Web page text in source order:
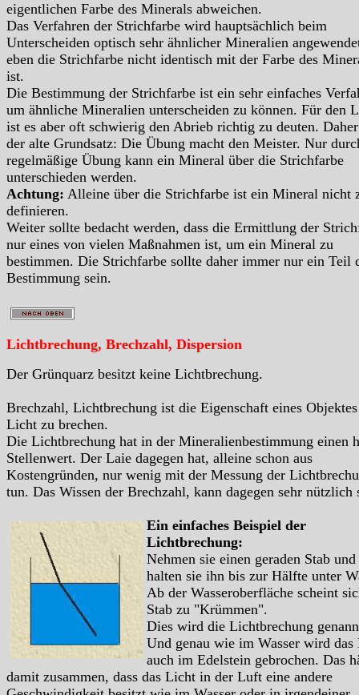
eigentlichen Farbe des Minerals abweichen.
Das Verfahren der Strichfarbe wird hauptsächlich beim
Unterscheiden optisch sehr ähnlicher Mineralien
eben die Strichfarbe nicht identisch mit der Farbe des
ist.
Die Bestimmung der Strichfarbe ist ein sehr einfaches
um ähnliche Mineralien unterscheiden zu können. Für den
ist es aber oft schwierig den Abrieb richtig zu deuten.
der alte Grundsatz: Die Übung macht den Meister. Nur
regelmäßige Übung kann ein Mineral über die Strichfarbe
unterschieden werden.
Achtung: Alleine über die Strichfarbe ist ein Mineral nicht
definieren.
Weiter sollte bedacht werden, dass die Ermittlung der
nur eines von vielen Maßnahmen ist, um ein Mineral zu
bestimmen. Die Strichfarbe sollte daher immer nur ein Teil
Bestimmung sein.
Lichtbrechung, Brechzahl, Dispersion
Der Grünquarz besitzt keine Lichtbrechung.
Brechzahl, Lichtbrechung ist die Eigenschaft eines Objektes
Licht zu brechen.
Die Lichtbrechung hat in der Mineralienbestimmung einen
Stellenwert. Der Laie dagegen hat, alleine schon aus
Kostengründen, nur wenig mit der Messung der
tun. Das Wissen der Brechzahl, kann dagegen sehr nützlich
Ein einfaches Beispiel der
Lichtbrechung:
Nehmen sie einen geraden Stab und
halten sie ihn bis zur Hälfte unter
Ab der Wasseroberfläche scheint
Stab zu "Krümmen".
Dies wird die Lichtbrechung
Und genau wie im Wasser wird
auch im Edelstein gebrochen. Das
damit zusammen, dass das Licht in der Luft eine andere